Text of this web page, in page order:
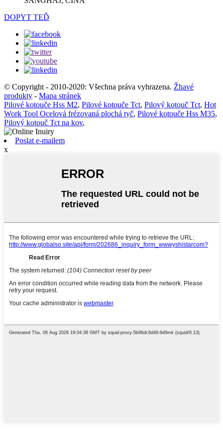
DOPYT TEĎ
© Copyright - 2010-2020: Všechna práva vyhrazena. Žhavé
produkty - Mapa stránek
Pilové kotouče Hss M2, Pilové kotouče Tct, Pilový kotouč Tct, Hot
Work Tool Ocelová frézovaná plochá tyč, Pilové kotouče Hss M35,
Pilový kotouč Tct na kov,
Poslat e-mailem
x